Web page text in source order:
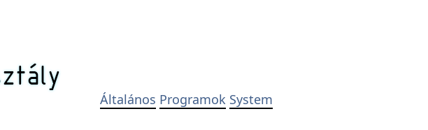
Általános Programok System